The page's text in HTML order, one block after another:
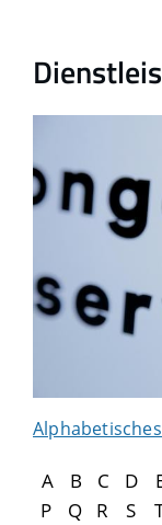
A B C D
P
Q R S